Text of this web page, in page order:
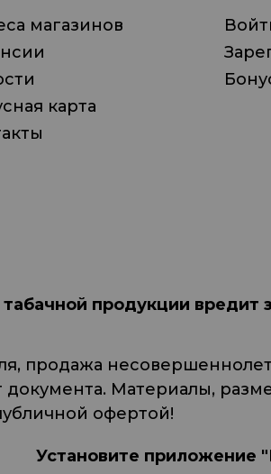
магазинов
карта
продукции вредит
продажа
Материалы,
офертой!
Установите приложение